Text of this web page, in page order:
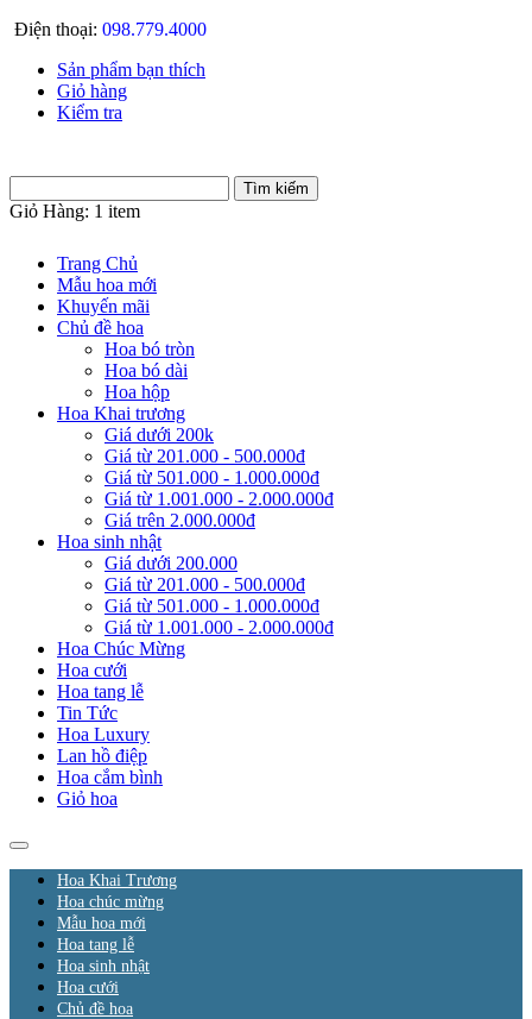
Điện thoại: 098.779.4000
Sản phẩm bạn thích
Giỏ hàng
Kiểm tra
Giỏ Hàng: 1 item
Trang Chủ
Mẫu hoa mới
Khuyến mãi
Chủ đề hoa
Hoa bó tròn
Hoa bó dài
Hoa hộp
Hoa Khai trương
Giá dưới 200k
Giá từ 201.000 - 500.000đ
Giá từ 501.000 - 1.000.000đ
Giá từ 1.001.000 - 2.000.000đ
Giá trên 2.000.000đ
Hoa sinh nhật
Giá dưới 200.000
Giá từ 201.000 - 500.000đ
Giá từ 501.000 - 1.000.000đ
Giá từ 1.001.000 - 2.000.000đ
Hoa Chúc Mừng
Hoa cưới
Hoa tang lễ
Tin Tức
Hoa Luxury
Lan hồ điệp
Hoa cắm bình
Giỏ hoa
Hoa Khai Trương
Hoa chúc mừng
Mẫu hoa mới
Hoa tang lễ
Hoa sinh nhật
Hoa cưới
Chủ đề hoa